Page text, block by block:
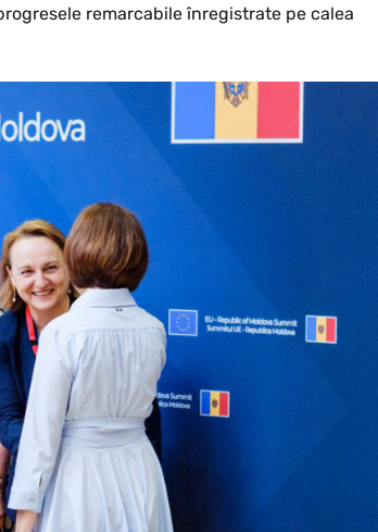
remarcabile înregistrate pe calea